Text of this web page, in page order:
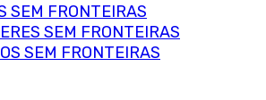
SEM FRONTEIRAS
SEM FRONTEIRAS
SEM FRONTEIRAS